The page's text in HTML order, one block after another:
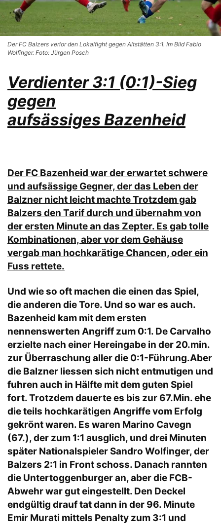
Der FC Balzers verlor den Lokalfight gegen Altstätten 3:1. Im Bild Fabio
Wolfinger. Foto: Jürgen Posch
Verdienter 3:1 (0:1)-Sieg
gegen
aufsässiges Bazenheid
Der FC Bazenheid war der erwartet schwere
und aufsässige Gegner, der das Leben der
Balzner nicht leicht machte Trotzdem gab
Balzers den Tarif durch und übernahm von
der ersten Minute an das Zepter. Es gab tolle
Kombinationen, aber vor dem Gehäuse
vergab man hochkarätige Chancen, oder ein
Fuss rettete.
Und wie so oft machen die einen das Spiel,
die anderen die Tore. Und so war es auch.
Bazenheid kam mit dem ersten
nennenswerten Angriff zum 0:1. De Carvalho
erzielte nach einer Hereingabe in der 20.min.
zur Überraschung aller die 0:1-Führung.Aber
die Balzner liessen sich nicht entmutigen und
fuhren auch in Hälfte mit dem guten Spiel
fort. Trotzdem dauerte es bis zur 67.Min. ehe
die teils hochkarätigen Angriffe vom Erfolg
gekrönt waren. Es waren Marino Cavegn
(67.), der zum 1:1 ausglich, und drei Minuten
später Nationalspieler Sandro Wolfinger, der
Balzers 2:1 in Front schoss. Danach rannten
die Untertoggenburger an, aber die FCB-
Abwehr war gut eingestellt. Den Deckel
endgültig drauf tat dann in der 96. Minute
Emir Murati mittels Penalty zum 3:1 und